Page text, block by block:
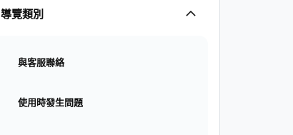
導覽類別
與客服聯絡
使用時發生問題